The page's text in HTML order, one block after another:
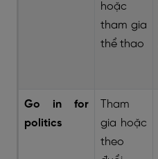
hoặc
tham gia
thể thao
Go in for
politics
Tham
gia hoặc
theo